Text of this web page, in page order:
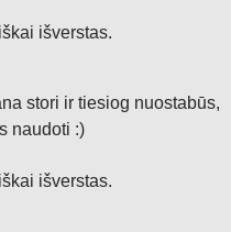
išverstas.
stori ir tiesiog nuostabūs,
naudoti :)
išverstas.